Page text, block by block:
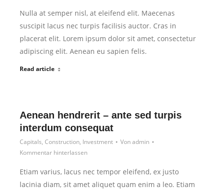
Nulla at semper nisl, at eleifend elit. Maecenas
suscipit lacus nec turpis facilisis auctor. Cras in
placerat elit. Lorem ipsum dolor sit amet, consectetur
adipiscing elit. Aenean eu sapien felis.
Read article
Aenean hendrerit – ante sed turpis
interdum consequat
Capitals, Construction, Investment Vonadmin
Kommentar hinterlassen
Etiam varius, lacus nec tempor eleifend, ex justo
lacinia diam, sit amet aliquet quam enim a leo. Etiam